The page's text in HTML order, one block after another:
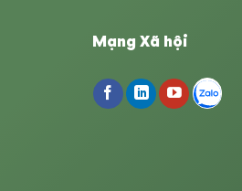
Mạng Xã hội